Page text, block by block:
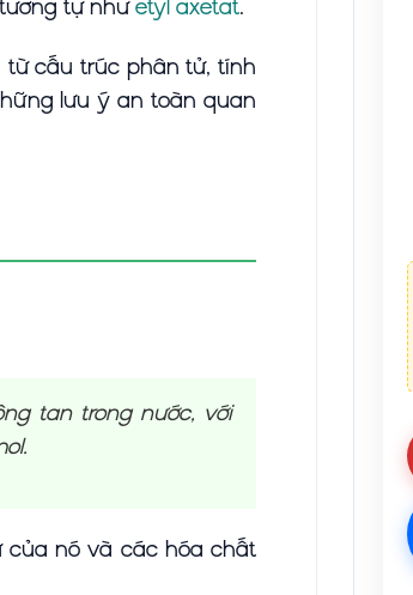
tự nhưetyl axetat.
từ cấu trúc phân tử, tính
lưu ý an toàn quan
tan trong nước, với
của nó và các hóa chất